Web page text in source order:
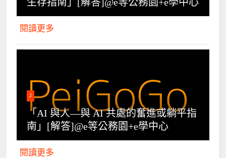
閱讀更多
2
「AI 與人—與 AI 共處的奮進或躺平指
南」[解答]@e等公務園+e學中心
閱讀更多